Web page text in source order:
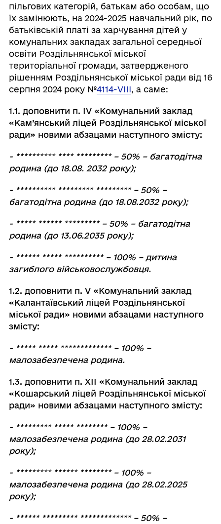
пільгових категорій, батькам або особам, що
їх замінюють, на 2024-2025 навчальний рік, по
батьківській платі за харчування дітей у
комунальних закладах загальної середньої
освіти Роздільнянської міської
територіальної громади, затвердженого
рішенням Роздільнянської міської ради від 16
серпня 2024 року №4114-VIII, а саме:
1.1. доповнити п. IV «Комунальний заклад
«Кам’янський ліцей Роздільнянської міської
ради» новими абзацами наступного змісту:
- ********** **** ********* – 50% – багатодітна
родина (до 18.08. 2032 року);
- ********** ********* ********* – 50% –
багатодітна родина (до 18.08.2032 року);
- ***** ****** ********* – 50% – багатодітна
родина (до 13.06.2035 року);
- ****** ***** ********** – 100% – дитина
загиблого військовослужбовця.
1.2. доповнити п. V «Комунальний заклад
«Калантаївський ліцей Роздільнянської
міської ради» новими абзацами наступного
змісту:
- ***** ***** ************* – 100% –
малозабезпечена родина.
1.3. доповнити п. ХІІ «Комунальний заклад
«Кошарський ліцей Роздільнянської міської
ради» новими абзацами наступного змісту:
- ********* ***** ******** – 100% –
малозабезпечена родина (до 28.02.2031
року);
- ********* ****** ******** – 100% –
малозабезпечена родина (до 28.02.2025
року);
- ****** ********* ************* – 50% –